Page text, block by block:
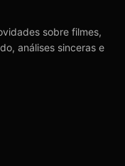
sobre filmes,
análises sinceras e